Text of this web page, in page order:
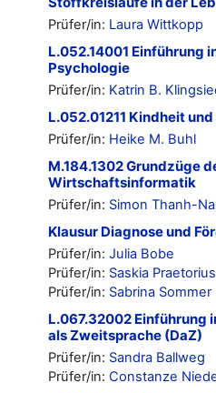
Prüfer/in: Laura Wittkopp
L.052.14001 Einführung
Psychologie
Prüfer/in: Katrin B.
L.052.01211 Kindheit
Prüfer/in: Heike M. Buhl
M.184.1302 Grundzüge
Wirtschaftsinformatik
Prüfer/in: Simon Thanh-
Klausur Diagnose und
Prüfer/in: Julia Bobe
Prüfer/in: Saskia Praetorius
Prüfer/in: Sabrina Sommer
L.067.32002 Einführung
als Zweitsprache (DaZ)
Prüfer/in: Sandra Ballweg
Prüfer/in: Constanze